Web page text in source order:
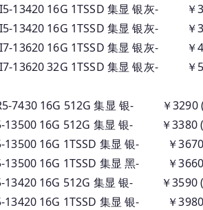
13420 16G 1TSSD 集显 银灰- ￥
13420 16G 1TSSD 集显 银灰- ￥
13620 16G 1TSSD 集显 银灰- ￥
13620 32G 1TSSD 集显 银灰- ￥
7430 16G 512G 集显 银- ￥3290 (
13500 16G 512G 集显 银- ￥3380
13500 16G 1TSSD 集显 银- ￥
13500 16G 1TSSD 集显 黑- ￥
13420 16G 512G 集显 银- ￥3590
13420 16G 1TSSD 集显 银- ￥3980